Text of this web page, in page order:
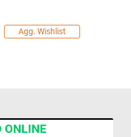
Agg. Wishlist
ONLINE